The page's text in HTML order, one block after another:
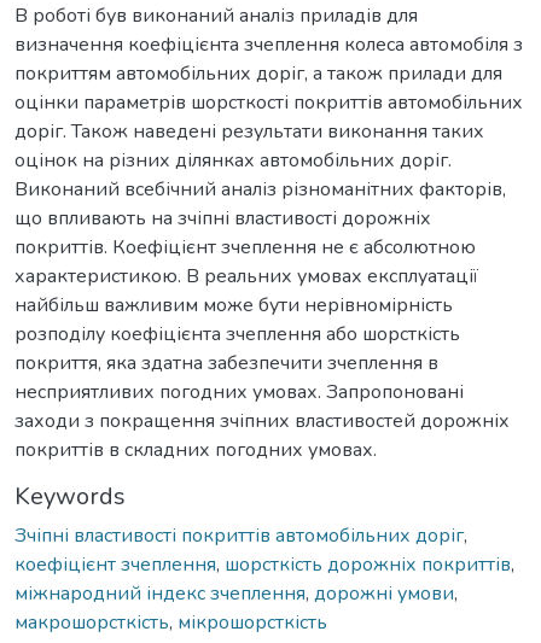
В роботі був виконаний аналіз приладів для
визначення коефіцієнта зчеплення колеса автомобіля з
покриттям автомобільних доріг, а також прилади для
оцінки параметрів шорсткості покриттів автомобільних
доріг. Також наведені результати виконання таких
оцінок на різних ділянках автомобільних доріг.
Виконаний всебічний аналіз різноманітних факторів,
що впливають на зчіпні властивості дорожніх
покриттів. Коефіцієнт зчеплення не є абсолютною
характеристикою. В реальних умовах експлуатації
найбільш важливим може бути нерівномірність
розподілу коефіцієнта зчеплення або шорсткість
покриття, яка здатна забезпечити зчеплення в
несприятливих погодних умовах. Запропоновані
заходи з покращення зчіпних властивостей дорожніх
покриттів в складних погодних умовах.
Keywords
Зчіпні властивості покриттів автомобільних доріг,
коефіцієнт зчеплення, шорсткість дорожніх покриттів,
міжнародний індекс зчеплення, дорожні умови,
макрошорсткість, мікрошорсткість